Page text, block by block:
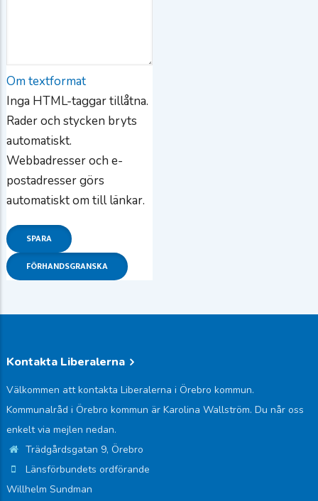
Om textformat
Inga HTML-taggar tillåtna.
Rader och stycken bryts
automatiskt.
Webbadresser och e-
postadresser görs
automatiskt om till länkar.
Kontakta Liberalerna
Välkommen att kontakta Liberalerna i Örebro kommun.
Kommunalråd i Örebro kommun är Karolina Wallström. Du når oss
enkelt via mejlen nedan.
Trädgårdsgatan 9, Örebro
Länsförbundets ordförande
Willhelm Sundman